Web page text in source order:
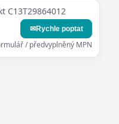
C13T29864012
✉Rychle poptat
/ předvyplněný MPN